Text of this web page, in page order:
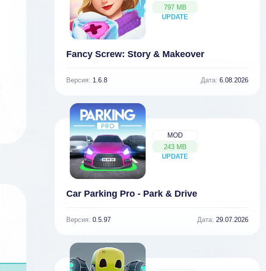
797 MB
UPDATE
NEW
Fancy Screw: Story & Makeover
Версия: 1.6.8 Дата: 6.08.2026
MOD
243 MB
UPDATE
NEW
Car Parking Pro - Park & Drive
Версия: 0.5.97 Дата: 29.07.2026